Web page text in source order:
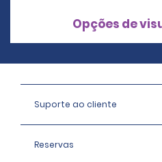
Opções de
Suporte ao cliente
Reservas